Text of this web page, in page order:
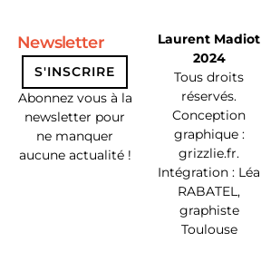
Newsletter
S'INSCRIRE
Abonnez vous à la
newsletter pour
ne manquer
aucune actualité !
Laurent Madiot
2024
Tous droits
réservés.
Conception
graphique :
grizzlie.fr.
Intégration : Léa
RABATEL,
graphiste
Toulouse